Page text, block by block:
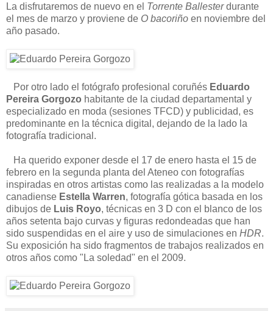
La disfrutaremos de nuevo en el Torrente Ballesterdurante
el mes de marzo y proviene de O bacoriño en noviembre del
año pasado.
Por otro lado el fotógrafo profesional coruñés Eduardo
Pereira Gorgozo habitante de la ciudad departamental y
especializado en moda (sesiones TFCD) y publicidad, es
predominante en la técnica digital, dejando de la lado la
fotografía tradicional.
Ha querido exponer desde el 17 de enero hasta el 15 de
febrero en la segunda planta del Ateneo con fotografías
inspiradas en otros artistas como las realizadas a la modelo
canadiense Estella Warren, fotografía gótica basada en los
dibujos de Luis Royo, técnicas en 3 D con el blanco de los
años setenta bajo curvas y figuras redondeadas que han
sido suspendidas en el aire y uso de simulaciones en HDR.
Su exposición ha sido fragmentos de trabajos realizados en
otros años como "La soledad" en el 2009.